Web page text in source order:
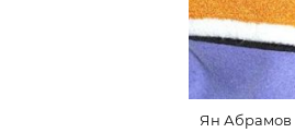
Ян Абрамов